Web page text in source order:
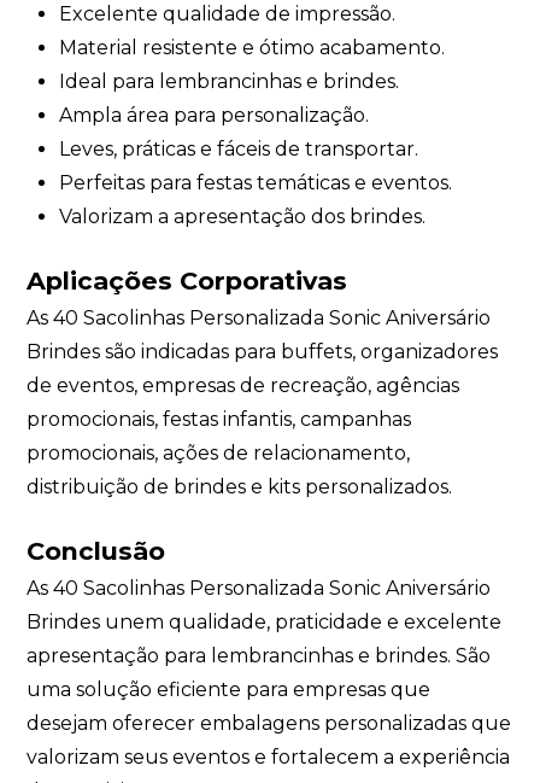
Excelente qualidade de impressão.
Material resistente e ótimo acabamento.
Ideal para lembrancinhas e brindes.
Ampla área para personalização.
Leves, práticas e fáceis de transportar.
Perfeitas para festas temáticas e eventos.
Valorizam a apresentação dos brindes.
Aplicações Corporativas
As 40 Sacolinhas Personalizada Sonic Aniversário
Brindes são indicadas para buffets, organizadores
de eventos, empresas de recreação, agências
promocionais, festas infantis, campanhas
promocionais, ações de relacionamento,
distribuição de brindes e kits personalizados.
Conclusão
As 40 Sacolinhas Personalizada Sonic Aniversário
Brindes unem qualidade, praticidade e excelente
apresentação para lembrancinhas e brindes. São
uma solução eficiente para empresas que
desejam oferecer embalagens personalizadas que
valorizam seus eventos e fortalecem a experiência